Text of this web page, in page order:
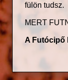
fülön tudsz.
MERT
A Futócipő